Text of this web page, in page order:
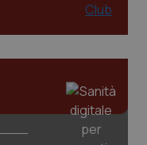
www.quotidianosanita.it
2
www.quotidianosanita.it